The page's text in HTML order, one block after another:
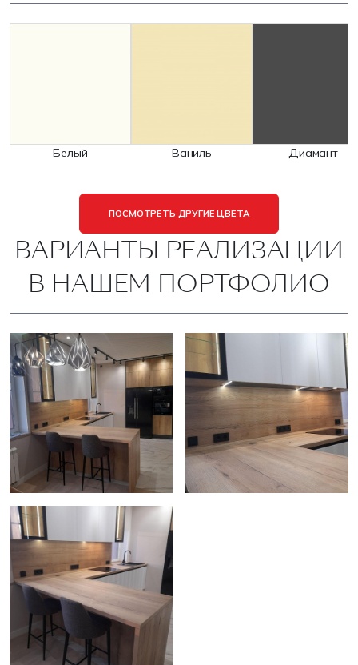
Белый Ваниль Диамант
ПОСМОТРЕТЬ ДРУГИЕ ЦВЕТА
ВАРИАНТЫ РЕАЛИЗАЦИИ
В НАШЕМ ПОРТФОЛИО